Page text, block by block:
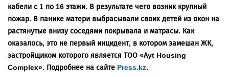
кабели с 1 по 16 этажи. В результате чего возник крупный
пожар. В панике матери выбрасывали своих детей из окон на
растянутые внизу соседями покрывала и матрасы. Как
оказалось, это не первый инцидент, в котором замешан ЖК,
застройщиком которого является ТОО «Ayt Housing
Complex». Подробнее на сайте Press.kz.